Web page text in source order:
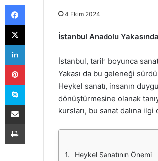
4 Ekim 2024
İstanbul Anadolu
İstanbul, tarih boyunca
Yakası da bu geleneği
Heykel sanatı, insanın
dönüştürmesine olanak
kursları, bu sanat dalına
Heykel Sanatının Önemi
Facebook
X
LinkedIn
Pinterest
Skype
E-Posta ile paylaş